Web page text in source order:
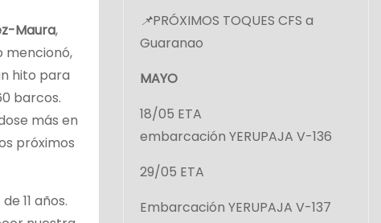
Maura,
mencionó,
hito para
barcos.
más en
próximos
11 años.
📌PRÓXIMOS TOQUES CFS a
Guaranao
MAYO
18/05 ETA
embarcación YERUPAJA V-136
29/05 ETA
Embarcación YERUPAJA V-137